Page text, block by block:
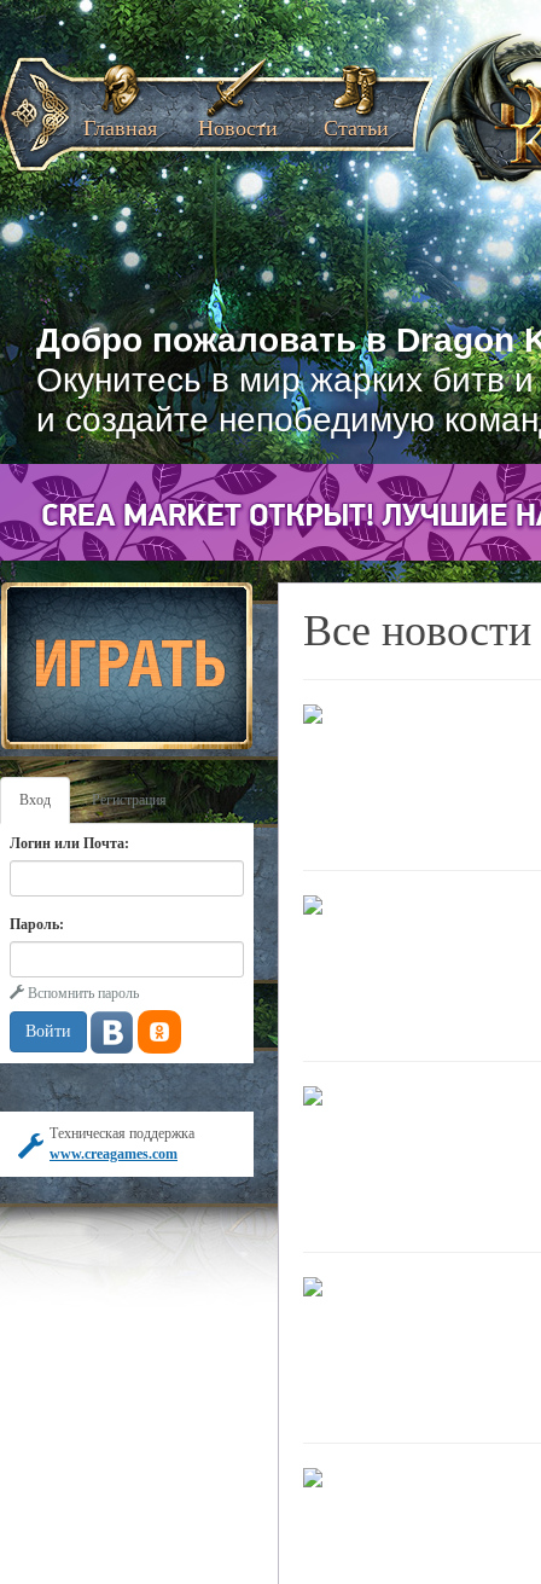
Добро пожаловать в Dragon
Окунитесь в мир жарких битв
и создайте непобедимую
Главная Новости Статьи
Вход Регистрация
Логин или Почта:
Пароль:
Вспомнить пароль
Техническая поддержка
www.creagames.com
Все новости